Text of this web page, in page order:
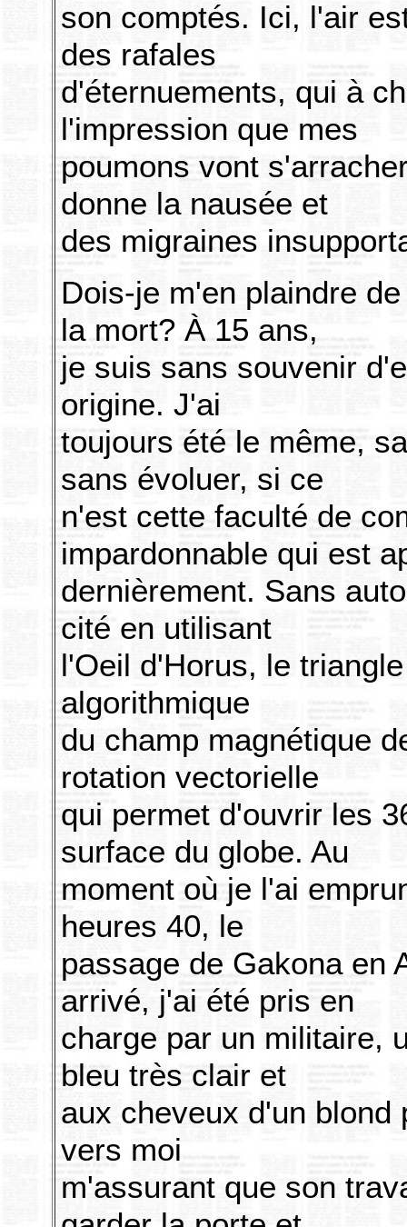
son comptés. Ici, l'air
des rafales
d'éternuements, qui à
l'impression que mes
poumons vont
donne la nausée et
des migraines
Dois-je m'en plaindre
la mort? À 15 ans,
je suis sans souvenir
origine. J'ai
toujours été le même,
sans évoluer, si ce
n'est cette faculté de
impardonnable qui est
dernièrement. Sans
cité en utilisant
l'Oeil d'Horus, le
algorithmique
du champ magnétique
rotation vectorielle
qui permet d'ouvrir les
surface du globe. Au
moment où je l'ai
heures 40, le
passage de Gakona en
arrivé, j'ai été pris en
charge par un militaire,
bleu très clair et
aux cheveux d'un
vers moi
m'assurant que son